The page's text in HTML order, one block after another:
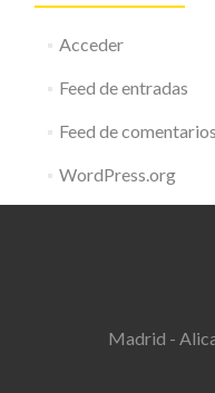
Acceder
Feed de entradas
Feed de comentarios
WordPress.org
Madrid -